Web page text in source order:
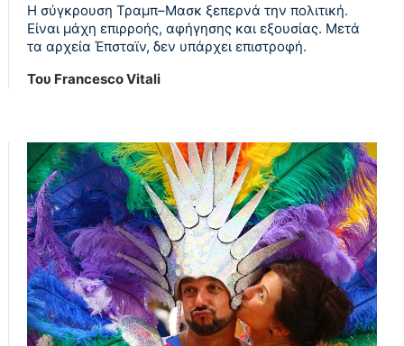
Η σύγκρουση Τραμπ–Μασκ ξεπερνά την πολιτική.
Είναι μάχη επιρροής, αφήγησης και εξουσίας. Μετά
τα αρχεία Έπσταϊν, δεν υπάρχει επιστροφή.
Του Francesco Vitali